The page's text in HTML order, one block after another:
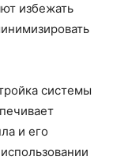
избежать
системы
и его